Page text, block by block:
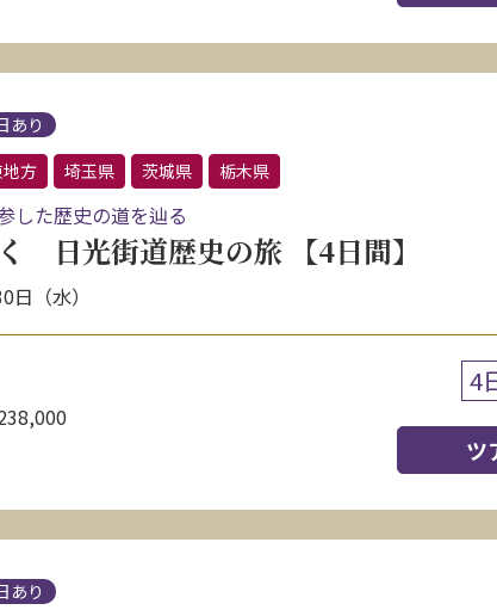
あり
方 埼玉県 茨城県 栃木県
した歴史の道を辿る
日光街道歴史の旅 【4日間】
日（水）
4
ツ
あり